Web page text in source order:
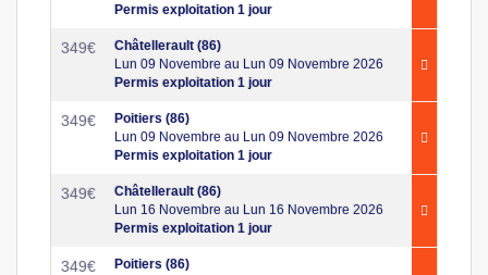
Permis exploitation 1 jour
349€
Châtellerault (86)
Lun 09 Novembre au Lun 09 Novembre 2026
Permis exploitation 1 jour
349€
Poitiers (86)
Lun 09 Novembre au Lun 09 Novembre 2026
Permis exploitation 1 jour
349€
Châtellerault (86)
Lun 16 Novembre au Lun 16 Novembre 2026
Permis exploitation 1 jour
349€
Poitiers (86)